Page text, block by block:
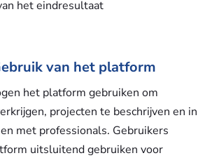
het eindresultaat
van het platform
het platform gebruiken om
projecten te beschrijven en in
met professionals. Gebruikers
uitsluitend gebruiken voor